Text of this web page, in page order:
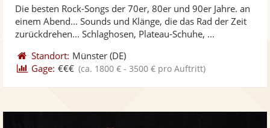
Fotos
5
Die besten Rock-Songs der 70er, 80er und 90er Jahre. an
einem Abend... Sounds und Klänge, die das Rad der Zeit
zurückdrehen... Schlaghosen, Plateau-Schuhe, ...
Standort: Münster (DE)
Gage: €€€ (ca. 1800 € - 3500 € pro Auftritt)